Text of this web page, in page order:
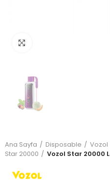
Ana Sayfa Disposable Vozol
Star 20000
Vozol Star 20000